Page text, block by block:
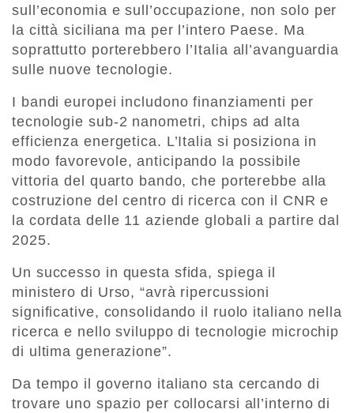
sull’economia e sull’occupazione, non solo per
la città siciliana ma per l’intero Paese. Ma
soprattutto porterebbero l’Italia all’avanguardia
sulle nuove tecnologie.
I bandi europei includono finanziamenti per
tecnologie sub-2 nanometri, chips ad alta
efficienza energetica. L’Italia si posiziona in
modo favorevole, anticipando la possibile
vittoria del quarto bando, che porterebbe alla
costruzione del centro di ricerca con il CNR e
la cordata delle 11 aziende globali a partire dal
2025.
Un successo in questa sfida, spiega il
ministero di Urso, “avrà ripercussioni
significative, consolidando il ruolo italiano nella
ricerca e nello sviluppo di tecnologie microchip
di ultima generazione”.
Da tempo il governo italiano sta cercando di
trovare uno spazio per collocarsi all’interno di